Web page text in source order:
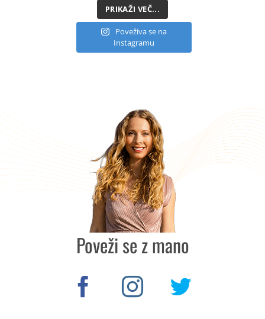
PRIKAŽI VEČ...
Poveživa se na
Instagramu
Poveži se z mano